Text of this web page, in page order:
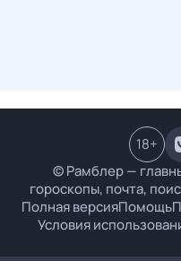
© Рамблер —
гороскопы, почта,
Полная версияПомощь
Условия
18+